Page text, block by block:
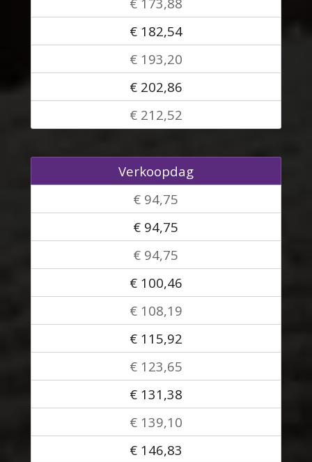
€ 182,54
€ 193,20
€ 202,86
€ 212,52
Verkoopdag
€ 94,75
€ 94,75
€ 94,75
€ 100,46
€ 108,19
€ 115,92
€ 123,65
€ 131,38
€ 139,10
€ 146,83